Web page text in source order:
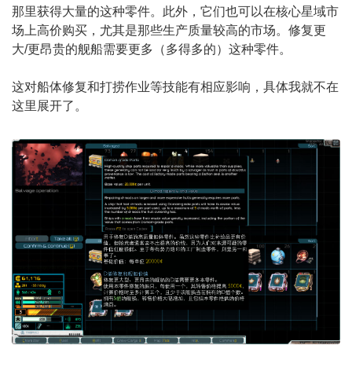
那里获得大量的这种零件。此外，它们也可以在核心星域市
场上高价购买，尤其是那些生产质量较高的市场。修复更
大/更昂贵的舰船需要更多（多得多的）这种零件。
这对船体修复和打捞作业等技能有相应影响，具体我就不在
这里展开了。